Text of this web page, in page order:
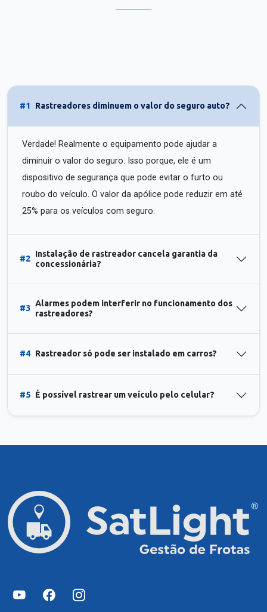
#1 Rastreadores diminuem o valor do seguro auto?
Verdade! Realmente o equipamento pode ajudar a
diminuir o valor do seguro. Isso porque, ele é um
dispositivo de segurança que pode evitar o furto ou
roubo do veículo. O valor da apólice pode reduzir em até
25% para os veículos com seguro.
#2
Instalação de rastreador cancela garantia da
concessionária?
#3
Alarmes podem interferir no funcionamento dos
rastreadores?
#4 Rastreador só pode ser instalado em carros?
#5 É possível rastrear um veículo pelo celular?